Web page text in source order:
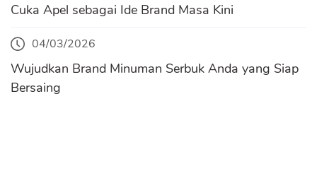
Cuka Apel sebagai Ide Brand Masa Kini
04/03/2026
Wujudkan Brand Minuman Serbuk Anda yang Siap
Bersaing